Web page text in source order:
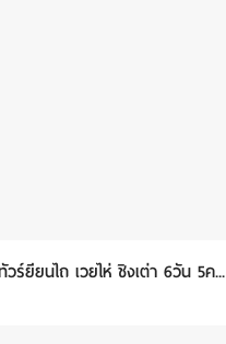
วร์ยียนไถ เวยไห่ ชิงเต่า 6วัน 5ค...